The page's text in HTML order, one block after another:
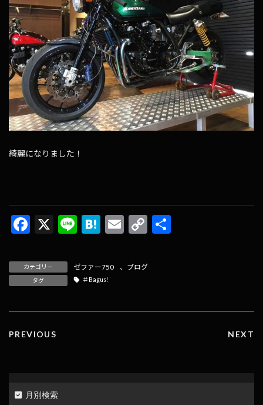
綺麗になりました！
F
e
b
o
k
X
Li
e
H
e
n
E
ai
C
p
n
カテゴリー ゼファー750 、 ブログ
タグ ＃Bagus!
PREVIOUS NEXT
月別検索